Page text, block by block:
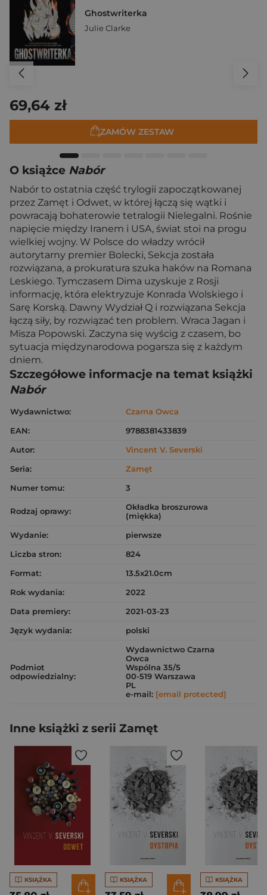
Ghostwriterka
Julie Clarke
69,64 zł
ZAMÓW ZESTAW
O książce Nabór
Nabór to ostatnia część trylogii zapoczątkowanej
przez Zamęt i Odwet, w której łączą się wątki i
powracają bohaterowie tetralogii Nielegalni. Rośnie
napięcie między Iranem i USA, świat stoi na progu
wielkiej wojny. W Polsce do władzy wrócił
autorytarny premier Bolecki, Sekcja została
rozwiązana, a prokuratura szuka haków na Romana
Leskiego. Tymczasem Dima uzyskuje z Rosji
informację, która elektryzuje Konrada Wolskiego i
Sarę Korską. Dawny Wydział Q i rozwiązana Sekcja
łączą siły, by rozwiązać ten problem. Wraca Jagan i
Misza Popowski. Zaczyna się wyścig z czasem, bo
sytuacja międzynarodowa pogarsza się z każdym
dniem.
Szczegółowe informacje na temat książki
Nabór
Wydawnictwo:
Czarna Owca
EAN:
9788381433839
Autor:
Vincent V. Severski
Seria:
Zamęt
Numer tomu:
3
Rodzaj oprawy:
Okładka broszurowa
(miękka)
Wydanie:
pierwsze
Liczba stron:
824
Format:
13.5x21.0cm
Rok wydania:
2022
Data premiery:
2021-03-23
Język wydania:
polski
Podmiot
odpowiedzialny:
Wydawnictwo Czarna
Owca
Wspólna 35/5
00-519 Warszawa
PL
e-mail: [email protected]
Inne książki z serii Zamęt
KSIĄŻKA KSIĄŻKA KSIĄŻKA